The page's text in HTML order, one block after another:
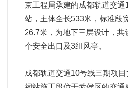
京工程局承建的成都轨道交通
站，主体全长533米，标准段
26.7米，为地下三层设计，共
个安全出口及3组风亭。
成都轨道交通10号线三期项